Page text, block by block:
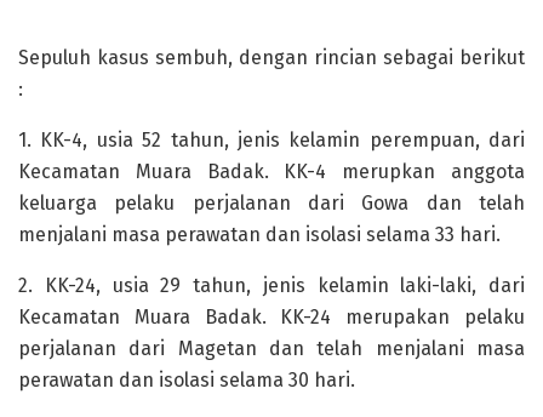
Sepuluh kasus sembuh, dengan rincian sebagai berikut
:
1. KK-4, usia 52 tahun, jenis kelamin perempuan, dari
Kecamatan Muara Badak. KK-4 merupkan anggota
keluarga pelaku perjalanan dari Gowa dan telah
menjalani masa perawatan dan isolasi selama 33 hari.
2. KK-24, usia 29 tahun, jenis kelamin laki-laki, dari
Kecamatan Muara Badak. KK-24 merupakan pelaku
perjalanan dari Magetan dan telah menjalani masa
perawatan dan isolasi selama 30 hari.